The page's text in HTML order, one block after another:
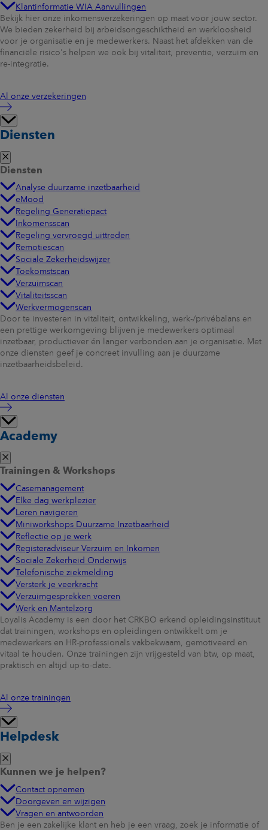
Klantinformatie WIA Aanvullingen
Bekijk hier onze inkomensverzekeringen op maat voor jouw sector.
We bieden zekerheid bij arbeidsongeschiktheid en werkloosheid
voor je organisatie en je medewerkers. Naast het afdekken van de
financiële risico's helpen we ook bij vitaliteit, preventie, verzuim en
re-integratie.
Al onze verzekeringen
Diensten
Diensten
Analyse duurzame inzetbaarheid
eMood
Regeling Generatiepact
Inkomensscan
Regeling vervroegd uittreden
Remotiescan
Sociale Zekerheidswijzer
Toekomstscan
Verzuimscan
Vitaliteitsscan
Werkvermogenscan
Door te investeren in vitaliteit, ontwikkeling, werk-/privébalans en
een prettige werkomgeving blijven je medewerkers optimaal
inzetbaar, productiever én langer verbonden aan je organisatie. Met
onze diensten geef je concreet invulling aan je duurzame
inzetbaarheidsbeleid.
Al onze diensten
Academy
Trainingen & Workshops
Casemanagement
Elke dag werkplezier
Leren navigeren
Miniworkshops Duurzame Inzetbaarheid
Reflectie op je werk
Registeradviseur Verzuim en Inkomen
Sociale Zekerheid Onderwijs
Telefonische ziekmelding
Versterk je veerkracht
Verzuimgesprekken voeren
Werk en Mantelzorg
Loyalis Academy is een door het CRKBO erkend opleidingsinstituut
dat trainingen, workshops en opleidingen ontwikkelt om je
medewerkers en HR-professionals vakbekwaam, gemotiveerd en
vitaal te houden. Onze trainingen zijn vrijgesteld van btw, op maat,
praktisch en altijd up-to-date.
Al onze trainingen
Helpdesk
Kunnen we je helpen?
Contact opnemen
Doorgeven en wijzigen
Vragen en antwoorden
Ben je een zakelijke klant en heb je een vraag, zoek je informatie of